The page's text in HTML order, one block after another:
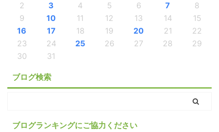
2
3 4 5 6 7
8
9
10 11 12 13 14
15
16
17 18 19 20 21
22
23
24 25 26 27 28
29
30
31
ブログ検索
ブログランキングにご協力ください